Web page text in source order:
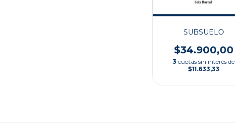
SUBSUELO
$34.900,00
3 cuotas sin interés de
$11.633,33